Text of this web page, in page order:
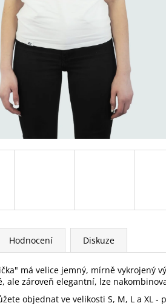
Hodnocení Diskuze
má velice jemný, mírně vykrojený
ale zároveň elegantní, lze
objednat ve velikosti S, M, L a XL